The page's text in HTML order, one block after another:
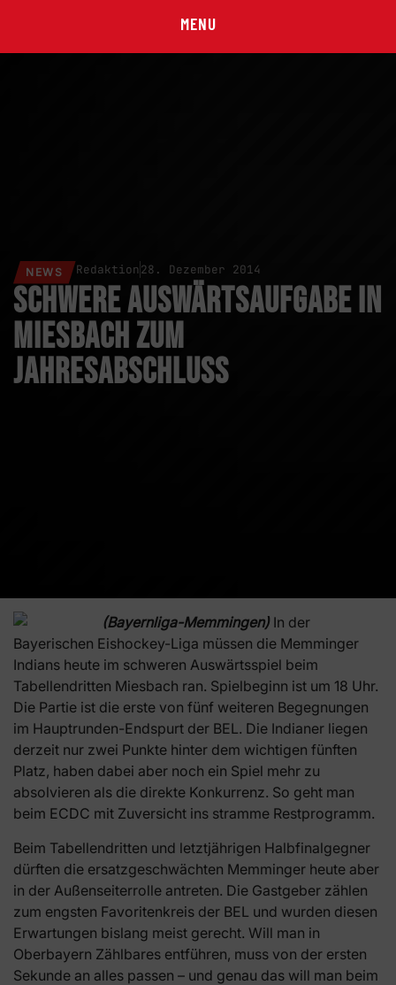
MENU
NEWS Redaktion28. Dezember 2014
Schwere Auswärtsaufgabe in
Miesbach zum
Jahresabschluss
(Bayernliga-Memmingen) In der
Bayerischen Eishockey-Liga müssen die Memminger
Indians heute im schweren Auswärtsspiel beim
Tabellendritten Miesbach ran. Spielbeginn ist um 18 Uhr.
Die Partie ist die erste von fünf weiteren Begegnungen
im Hauptrunden-Endspurt der BEL. Die Indianer liegen
derzeit nur zwei Punkte hinter dem wichtigen fünften
Platz, haben dabei aber noch ein Spiel mehr zu
absolvieren als die direkte Konkurrenz. So geht man
beim ECDC mit Zuversicht ins stramme Restprogramm.
Beim Tabellendritten und letztjährigen Halbfinalgegner
dürften die ersatzgeschwächten Memminger heute aber
in der Außenseiterrolle antreten. Die Gastgeber zählen
zum engsten Favoritenkreis der BEL und wurden diesen
Erwartungen bislang meist gerecht. Will man in
Oberbayern Zählbares entführen, muss von der ersten
Sekunde an alles passen – und genau das will man beim